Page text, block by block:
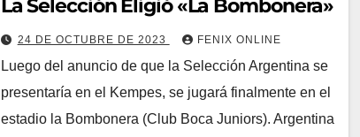
La Selección Eligió «La Bombonera»
24 DE OCTUBRE DE 2023 FENIX ONLINE
Luego del anuncio de que la Selección Argentina se
presentaría en el Kempes, se jugará finalmente en el
estadio la Bombonera (Club Boca Juniors). Argentina